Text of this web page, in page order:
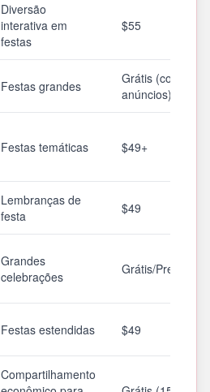
Diversão
interativa em
festas
$55
Festas grandes
Grátis (com
anúncios)
Festas temáticas $49+
Lembranças de
festa
$49
Grandes
celebrações
Grátis/Premium
Festas estendidas $49
Compartilhamento